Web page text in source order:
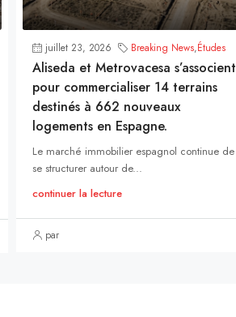
juillet 23, 2026 Breaking News,Études
Aliseda et Metrovacesa s’associent
pour commercialiser 14 terrains
destinés à 662 nouveaux
logements en Espagne.
Le marché immobilier espagnol continue de
se structurer autour de...
continuer la lecture
par